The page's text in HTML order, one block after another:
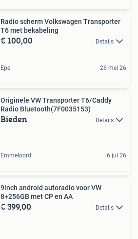
Radio scherm Volkswagen Transporter
T6 met bekabeling
€ 100,00 Details
Epe 26 mei 26
Originele VW Transporter T6/Caddy
Radio Bluetooth(7F0035153)
Bieden Details
Emmeloord 6 jul 26
9inch android autoradio voor VW
8+256GB met CP en AA
€ 399,00 Details